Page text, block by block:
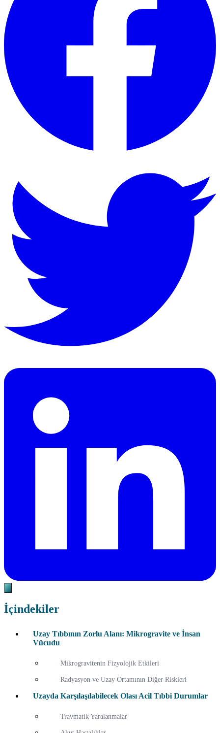
İçindekiler
Uzay Tıbbının Zorlu Alanı: Mikrogravite ve İnsan
Vücudu
Mikrogravitenin Fizyolojik Etkileri
Radyasyon ve Uzay Ortamının Diğer Riskleri
Uzayda Karşılaşılabilecek Olası Acil Tıbbi Durumlar
Travmatik Yaralanmalar